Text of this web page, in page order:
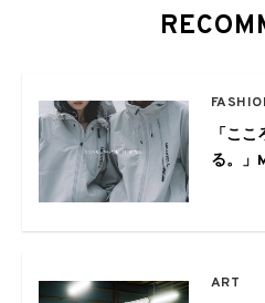
「こ
る。」
ンか
ART